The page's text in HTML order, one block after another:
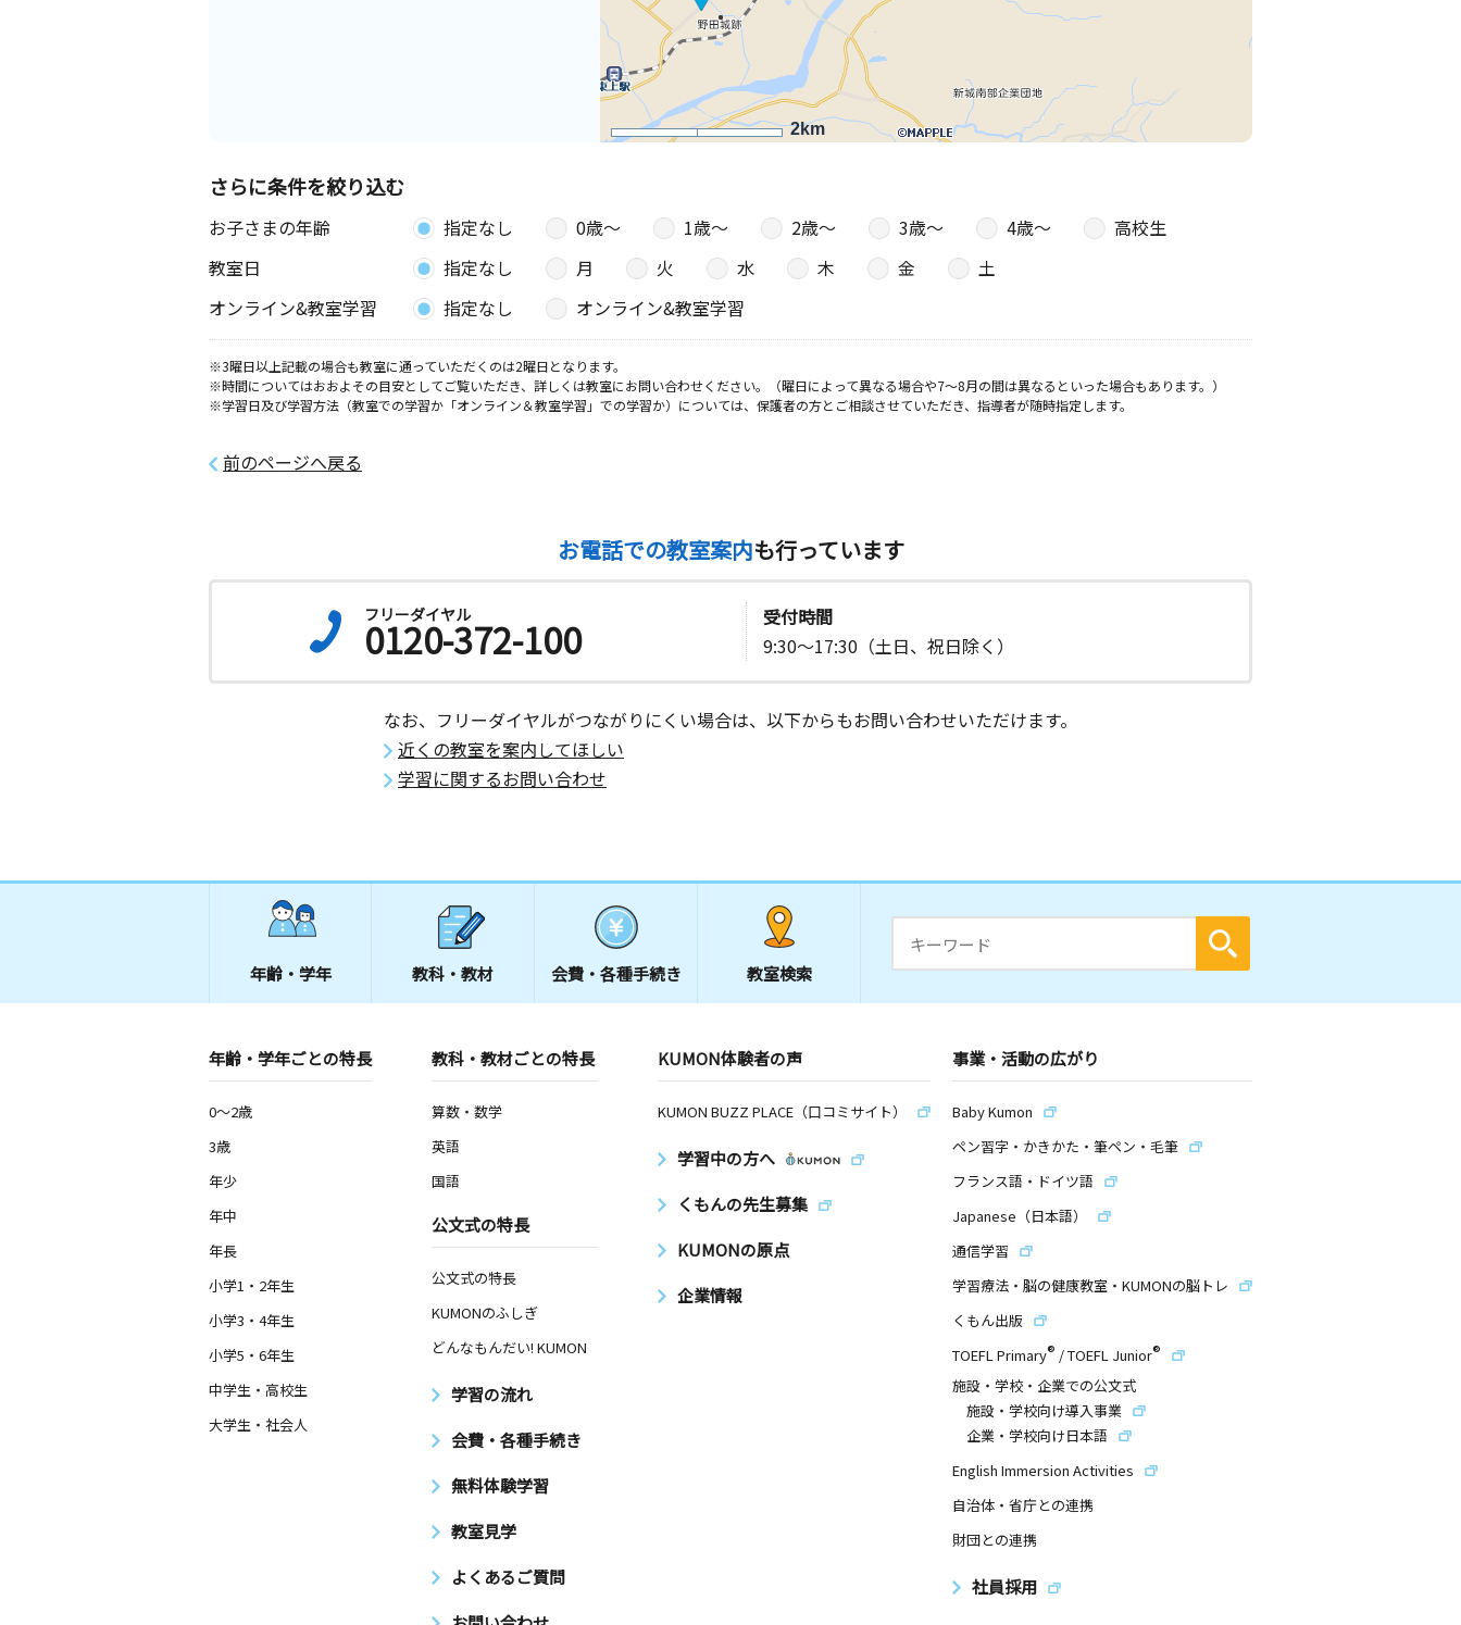
2km
さらに条件を絞り込む
お子さまの年齢 指定なし 0歳〜 1歳〜 2歳〜 3歳〜 4歳〜
高校生
教室日
指定なし 月 火 水 木 金
土
オンライン&教室学習
指定なし オンライン&教室学習
※3曜日以上記載の場合も教室に通っていただくのは2曜日となります。
※時間についてはおおよその目安としてご覧いただき、詳しくは教室にお問い合わせください。（曜日によって異なる場合や7～8月の間は異なるといった場合もあります。）
※学習日及び学習方法（教室での学習か「オンライン＆教室学習」での学習か）については、保護者の方とご相談させていただき、指導者が随時指定します。
前のページへ戻る
お電話での教室案内も行っています
フリーダイヤル
0120-372-100
受付時間
9:30～17:30（土日、祝日除く）
なお、フリーダイヤルがつながりにくい場合は、以下からもお問い合わせいただけます。
近くの教室を案内してほしい
学習に関するお問い合わせ
年齢・学年 教科・教材 会費・ 各種手続き 教室検索
年齢・学年ごとの特長
0～2歳
3歳
年少
年中
年長
小学1・2年生
小学3・4年生
小学5・6年生
中学生・高校生
大学生・社会人
教科・教材ごとの特長
算数・数学
英語
国語
公文式の特長
公文式の特長
KUMONのふしぎ
どんなもんだい! KUMON
学習の流れ
会費・各種手続き
無料体験学習
教室見学
よくあるご質問
KUMON体験者の声
KUMON BUZZ PLACE（口コミサイト）
学習中の方へ
くもんの先生募集
KUMONの原点
企業情報
事業・活動の広がり
Baby Kumon
ペン習字・かきかた・筆ペン・毛筆
フランス語・ドイツ語
Japanese（日本語）
通信学習
学習療法・脳の健康教室・KUMONの脳トレ
くもん出版
TOEFL Primary® /TOEFL Junior®
施設・学校・企業での公文式
施設・学校向け導入事業
企業・学校向け日本語
English Immersion Activities
自治体・省庁との連携
財団との連携
社員採用